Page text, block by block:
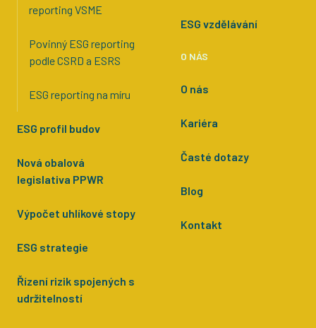
reporting VSME
Povinný ESG reporting
podle CSRD a ESRS
ESG reporting na míru
ESG profil budov
Nová obalová
legislativa PPWR
Výpočet uhlíkové stopy
ESG strategie
Řízení rizik spojených s
udržitelností
ESG vzdělávání
O NÁS
O nás
Kariéra
Časté dotazy
Blog
Kontakt